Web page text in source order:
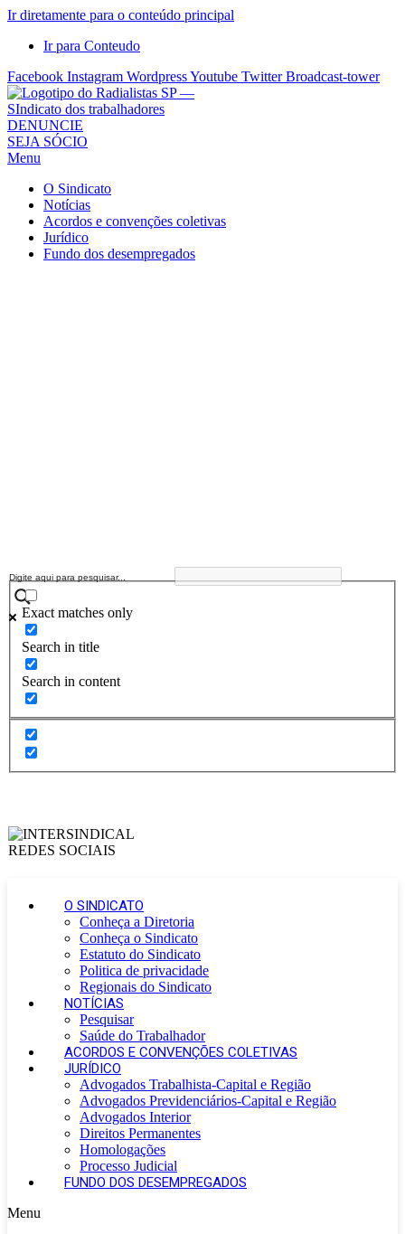
Ir diretamente para o conteúdo principal
Ir para Conteudo
Facebook Instagram WordpressYoutube Twitter Broadcast-tower
Sindicato
dos
Radialistas
São
Paulo
Sindicato
DENUNCIE
SEJA SÓCIO
Menu
O Sindicato
Notícias
Acordos e convenções coletivas
Jurídico
Fundo dos desempregados
Exact matches only
Search in title
Search in content
O SINDICATO
Conheça a Diretoria
Conheça o Sindicato
Estatuto do Sindicato
Politica de privacidade
Regionais do Sindicato
NOTÍCIAS
Pesquisar
Saúde do Trabalhador
ACORDOS E CONVENÇÕES COLETIVAS
JURÍDICO
Advogados Trabalhista-Capital e Região
Advogados Previdenciários-Capital e Região
Advogados Interior
Direitos Permanentes
Homologações
Processo Judicial
FUNDO DOS DESEMPREGADOS
Menu